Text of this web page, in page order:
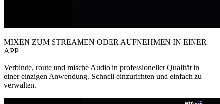
MIXEN ZUM STREAMEN ODER AUFNEHMEN IN EINER
APP
Verbinde, route und mische Audio in professioneller Qualität in
einer einzigen Anwendung. Schnell einzurichten und einfach zu
verwalten.